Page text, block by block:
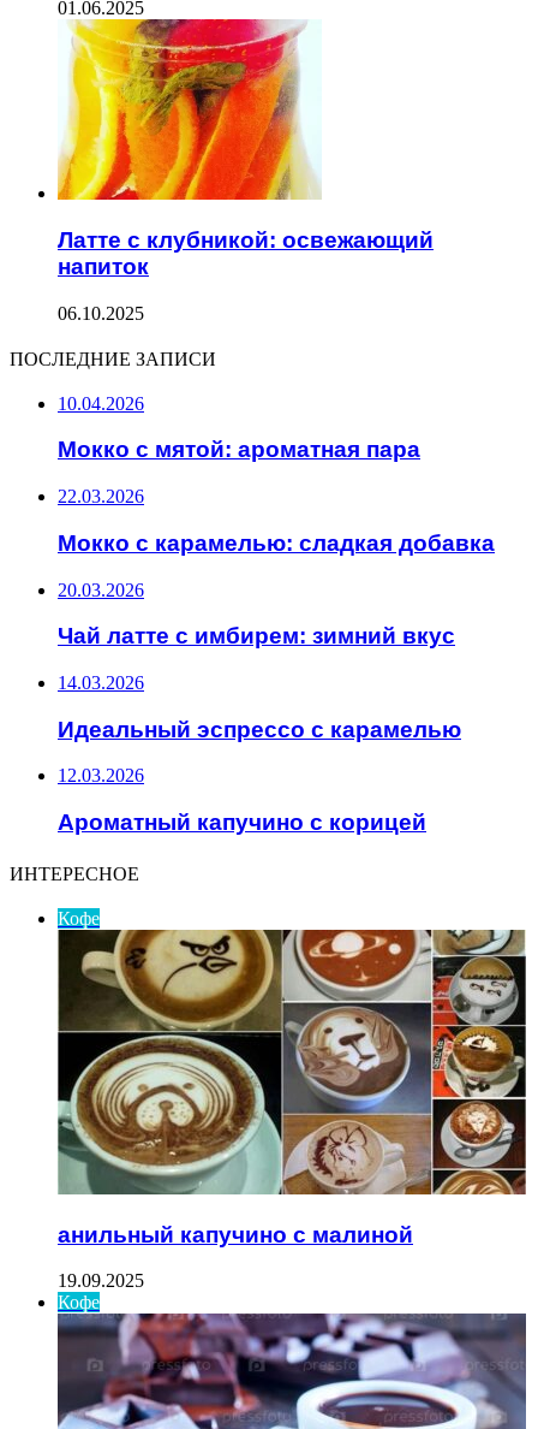
01.06.2025
Латте с клубникой: освежающий
напиток
06.10.2025
ПОСЛЕДНИЕ ЗАПИСИ
10.04.2026
Мокко с мятой: ароматная пара
22.03.2026
Мокко с карамелью: сладкая добавка
20.03.2026
Чай латте с имбирем: зимний вкус
14.03.2026
Идеальный эспрессо с карамелью
12.03.2026
Ароматный капучино с корицей
ИНТЕРЕСНОЕ
Кофе
анильный капучино с малиной
19.09.2025
Кофе